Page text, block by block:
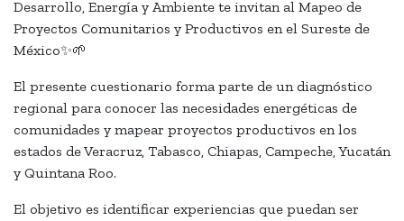
Desarrollo, Energía y Ambiente te invitan al Mapeo de
Proyectos Comunitarios y Productivos en el Sureste de
México✨🌱
El presente cuestionario forma parte de un diagnóstico
regional para conocer las necesidades energéticas de
comunidades y mapear proyectos productivos en los
estados de Veracruz, Tabasco, Chiapas, Campeche, Yucatán
y Quintana Roo.
El objetivo es identificar experiencias que puedan ser